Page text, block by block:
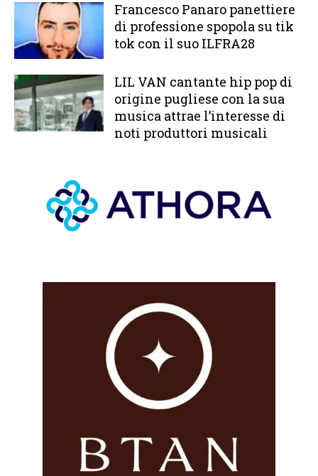
Francesco Panaro panettiere
di professione spopola su tik
tok con il suo ILFRA28
LIL VAN cantante hip pop di
origine pugliese con la sua
musica attrae l’interesse di
noti produttori musicali